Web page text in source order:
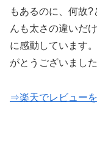
もあるのに、何故
んも太さの違いだ
に感動しています
がとうございました
⇒楽天でレビューを